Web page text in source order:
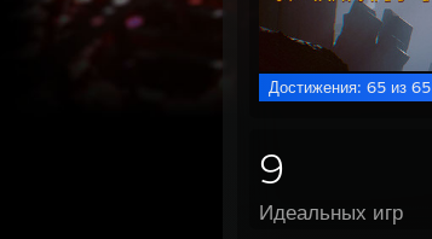
Достижения: 65 из 65
9
Идеальных игр